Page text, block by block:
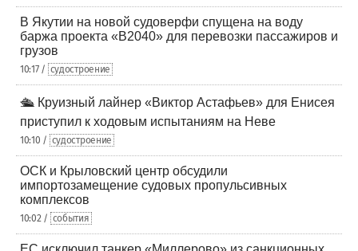
В Якутии на новой судоверфи спущена на воду
баржа проекта «В2040» для перевозки пассажиров и
грузов
10:17 / судостроение
🛳️ Круизный лайнер «Виктор Астафьев» для Енисея
приступил к ходовым испытаниям на Неве
10:10 / судостроение
ОСК и Крыловский центр обсудили
импортозамещение судовых пропульсивных
комплексов
10:02 / события